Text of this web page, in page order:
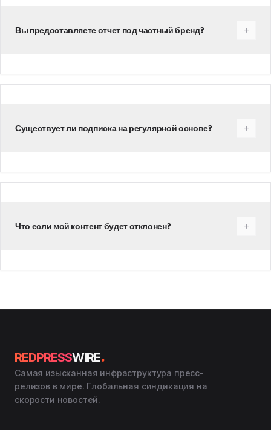
Вы предоставляете отчет под частный бренд?
Существует ли подписка на регулярной основе?
Что если мой контент будет отклонен?
REDPRESSWIRE.
Самая изысканная инфраструктура пресс-
релизов в мире. Глобальная синдикация на
скорости новостей.